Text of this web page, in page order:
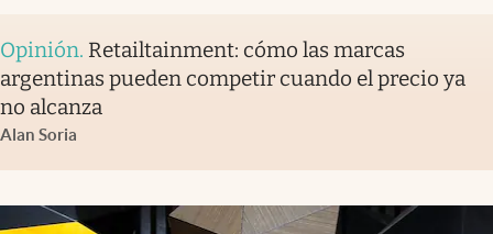
Opinión. Retailtainment: cómo las marcas
argentinas pueden competir cuando el precio ya
no alcanza
Alan Soria